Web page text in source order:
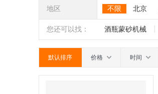
热熔炉 热弯炉
机 玻璃钻孔机
地区 不限 北京
南 广东
您还可以找： 酒瓶蒙砂机械
默认排序 价格 时间